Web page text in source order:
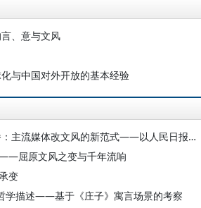
、意与文风
与中国对外开放的基本经验
肖伟光 彭璐珞：柔传播：主流媒体改文风的新范式——以人民日报评论为例
屈原文风之变与千年流响
变
学描述——基于《庄子》寓言场景的考察